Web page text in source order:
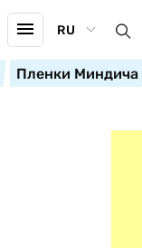
RU
Пленки Миндича